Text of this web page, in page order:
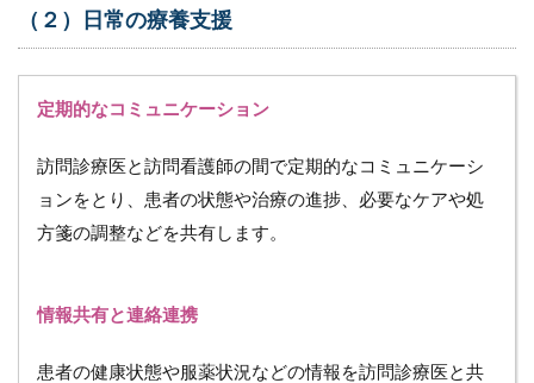
大と需
要の増
4.2
（２）
なケア
サービ
スの提
供
連携に
率化と
（２）日常の療養支援
定期的なコミュニケーション
訪問診療医と訪問看護師の間で定期的なコミュニケーシ
ョンをとり、患者の状態や治療の進捗、必要なケアや処
方箋の調整などを共有します。
情報共有と連絡連携
患者の健康状態や服薬状況などの情報を訪問診療医と共